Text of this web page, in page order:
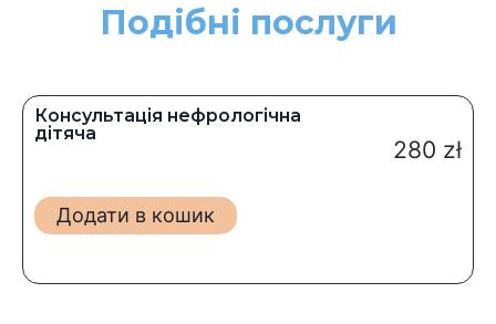
Подібні послуги
Консультація нефрологічна
дітяча
280 zł
Додати в кошик